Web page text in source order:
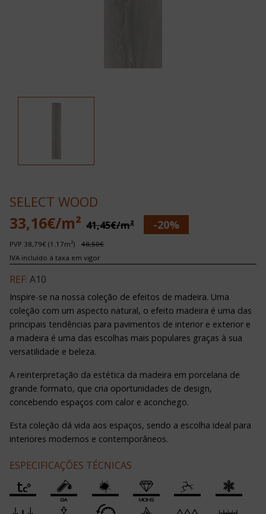
SELECT WOOD
33,16€/m² 41,45€/m² -20%
PVP 38,79€ (1.17m²)
48,50€
IVA incluído à taxa em vigor
REF: A10
Inspire-se na nossa coleção de efeitos de madeira. Uma
coleção com um aspecto natural, o efeito madeira é uma das
principais tendências para pavimentos de interior e exterior e
a madeira é uma das escolhas mais populares graças à sua
versatilidade e beleza.
A reinterpretação da estética da madeira em porcelana de
grande formato, que cria oportunidades de design,
concebendo espaços com calor e aconchego.
Esta coleção dá vida aos espaços, sendo a escolha ideal para
interiores modernos e contemporâneos.
ESPECIFICAÇÕES TÉCNICAS